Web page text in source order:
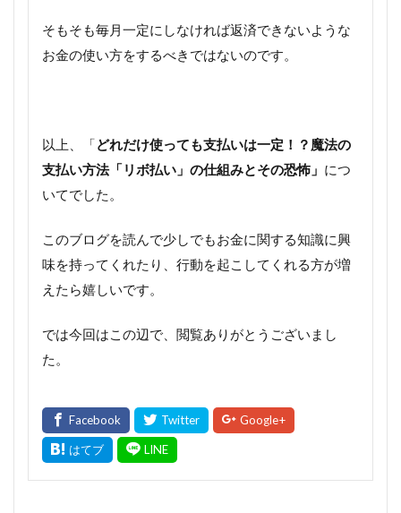
そもそも毎月一定にしなければ返済できないような
お金の使い方をするべきではないのです。
以上、「どれだけ使っても支払いは一定！？魔法の
支払い方法「リボ払い」の仕組みとその恐怖」 につ
いてでした。
このブログを読んで少しでもお金に関する知識に興
味を持ってくれたり、行動を起こしてくれる方が増
えたら嬉しいです。
では今回はこの辺で、閲覧ありがとうございまし
た。